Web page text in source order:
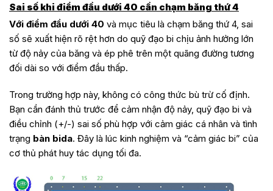
Sai số khi điểm đầu dưới 40 cần chạm băng thứ 4
Với điểm đầu dưới 40 và mục tiêu là chạm băng thứ 4, sai
số sẽ xuất hiện rõ rệt hơn do quỹ đạo bi chịu ảnh hưởng lớn
từ độ nảy của băng và ép phê trên một quãng đường tương
đối dài so với điểm đầu thấp.
Trong trường hợp này, không có công thức bù trừ cố định.
Bạn cần đánh thủ trước để cảm nhận độ nảy, quỹ đạo bi và
điều chỉnh (+/-) sai số phù hợp với cảm giác cá nhân và tình
trạng bàn bida. Đây là lúc kinh nghiệm và “cảm giác bi” của
cơ thủ phát huy tác dụng tối đa.